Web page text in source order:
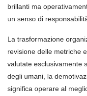
brillanti ma
un senso di
La trasformazione
revisione delle metriche
valutate esclusivamente
degli umani, la
significa operare al